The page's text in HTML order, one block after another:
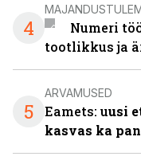
4
Numeri
tootlikkus ja
5
ARVAMUSED
Eamets: uusi
kasvas ka